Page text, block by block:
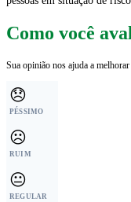
Como você
Sua opinião nos ajuda a melhorar
😞
PÉSSIMO
☹️
RUIM
😐
REGULAR